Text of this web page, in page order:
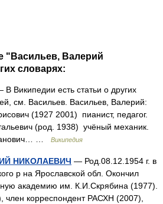
"Васильев, Валерий
словарях:
В Википедии есть статьи о других
см. Васильев. Васильев, Валерий:
(1927 2001) пианист, педагог.
(род. 1938) учёный механик.
…
Википедия
НИКОЛАЕВИЧ — Род.08.12.1954 г. в
р на Ярославской обл. Окончил
академию им. К.И.Скрябина (1977).
член корреспондент РАСХН (2007),